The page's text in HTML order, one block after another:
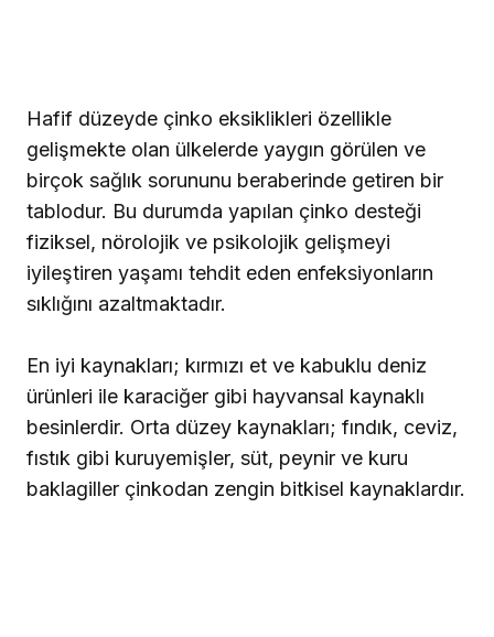
Hafif düzeyde çinko eksiklikleri özellikle
gelişmekte olan ülkelerde yaygın görülen ve
birçok sağlık sorununu beraberinde getiren bir
tablodur. Bu durumda yapılan çinko desteği
fiziksel, nörolojik ve psikolojik gelişmeyi
iyileştiren yaşamı tehdit eden enfeksiyonların
sıklığını azaltmaktadır.
En iyi kaynakları; kırmızı et ve kabuklu deniz
ürünleri ile karaciğer gibi hayvansal kaynaklı
besinlerdir. Orta düzey kaynakları; fındık, ceviz,
fıstık gibi kuruyemişler, süt, peynir ve kuru
baklagiller çinkodan zengin bitkisel kaynaklardır.